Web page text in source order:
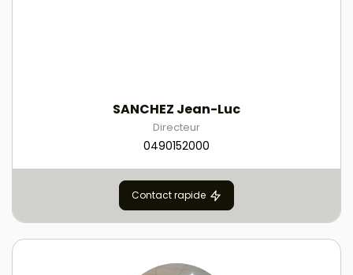
SANCHEZ Jean-Luc
Directeur
0490152000
Contact rapide